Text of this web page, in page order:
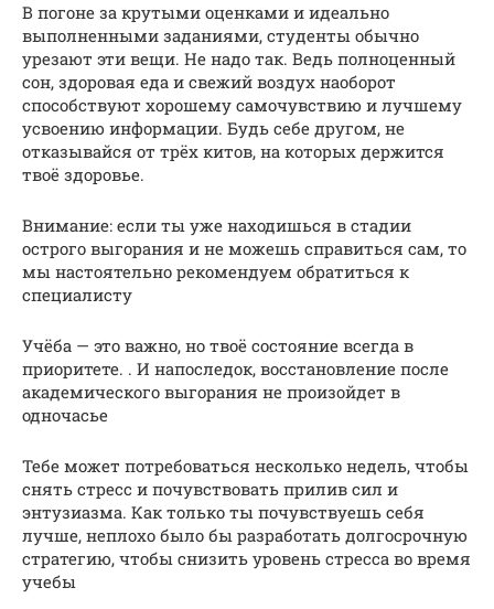
В погоне за крутыми оценками и идеально
выполненными заданиями, студенты обычно
урезают эти вещи. Не надо так. Ведь полноценный
сон, здоровая еда и свежий воздух наоборот
способствуют хорошему самочувствию и лучшему
усвоению информации. Будь себе другом, не
отказывайся от трёх китов, на которых держится
твоё здоровье.
Внимание: если ты уже находишься в стадии
острого выгорания и не можешь справиться сам, то
мы настоятельно рекомендуем обратиться к
специалисту
Учёба — это важно, но твоё состояние всегда в
приоритете. . И напоследок, восстановление после
академического выгорания не произойдет в
одночасье
Тебе может потребоваться несколько недель, чтобы
снять стресс и почувствовать прилив сил и
энтузиазма. Как только ты почувствуешь себя
лучше, неплохо было бы разработать долгосрочную
стратегию, чтобы снизить уровень стресса во время
учебы